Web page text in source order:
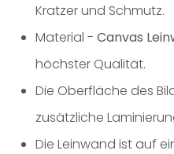
Kratzer und Schmutz.
Material - Canvas
höchster Qualität.
Die Oberfläche des
zusätzliche
Die Leinwand ist auf